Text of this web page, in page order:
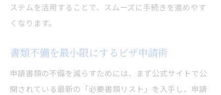
ステムを活用することで、スムーズに手続きを進めやす
くなります。
書類不備を最小限にするビザ申請術
申請書類の不備を減らすためには、まず公式サイトで公
開されている最新の「必要書類リスト」を入手し、申請